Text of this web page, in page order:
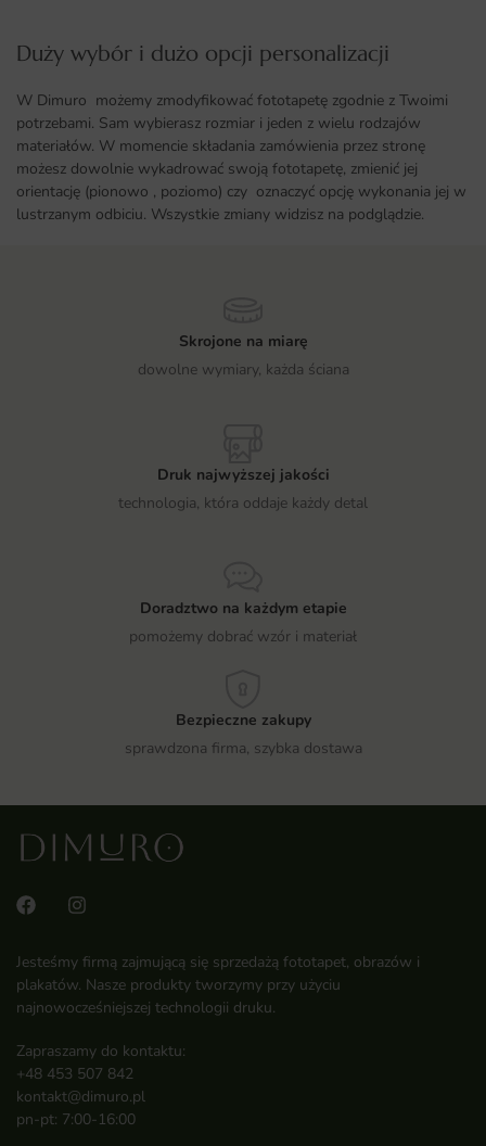
Duży wybór i dużo opcji personalizacji ​
W Dimuro możemy zmodyfikować fototapetę zgodnie z Twoimi
potrzebami. Sam wybierasz rozmiar i jeden z wielu rodzajów
materiałów. W momencie składania zamówienia przez stronę
możesz dowolnie wykadrować swoją fototapetę, zmienić jej
orientację (pionowo , poziomo) czy oznaczyć opcję wykonania jej w
lustrzanym odbiciu. Wszystkie zmiany widzisz na podglądzie.
Skrojone na miarę
dowolne wymiary, każda ściana
Druk najwyższej jakości
technologia, która oddaje każdy detal
Doradztwo na każdym etapie
pomożemy dobrać wzór i materiał
Bezpieczne zakupy
sprawdzona firma, szybka dostawa
Jesteśmy firmą zajmującą się sprzedażą fototapet, obrazów i
plakatów. Nasze produkty tworzymy przy użyciu
najnowocześniejszej technologii druku.
Zapraszamy do kontaktu:
+48 453 507 842
kontakt@dimuro.pl
pn-pt: 7:00-16:00